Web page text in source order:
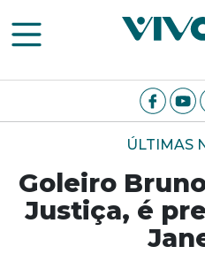
ÚLTIMAS
Goleiro
Justiça, é